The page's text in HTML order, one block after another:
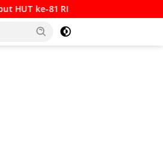
Padang Bajamba HJK ke-